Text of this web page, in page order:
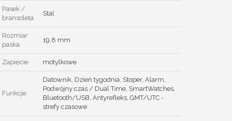
Pasek /
bransoleta
Stal
Rozmiar
paska
19,8 mm
Zapięcie motylkowe
Funkcje
Datownik, Dzień tygodnia, Stoper, Alarm,
Podwójny czas / Dual Time, SmartWatches,
Bluetooth/USB, Antyrefleks, GMT/UTC -
strefy czasowe